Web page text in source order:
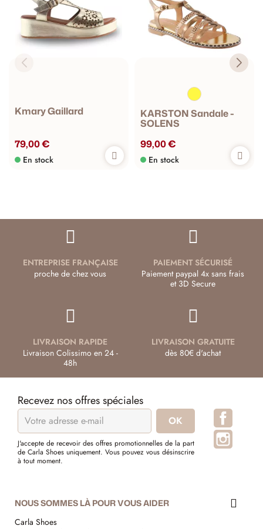
Kmary Gaillard
79,00 €
En stock
KARSTON Sandale -
SOLENS
99,00 €
En stock
ENTREPRISE FRANÇAISE
proche de chez vous
PAIEMENT SÉCURISÉ
Paiement paypal 4x sans frais
et 3D Secure
LIVRAISON RAPIDE
Livraison Colissimo en 24 -
48h
LIVRAISON GRATUITE
dès 80€ d'achat
Recevez nos offres spéciales
J'accepte de recevoir des offres promotionnelles de la part
de Carla Shoes uniquement. Vous pouvez vous désinscrire
à tout moment.
NOUS SOMMES LÀ POUR VOUS AIDER
Carla Shoes